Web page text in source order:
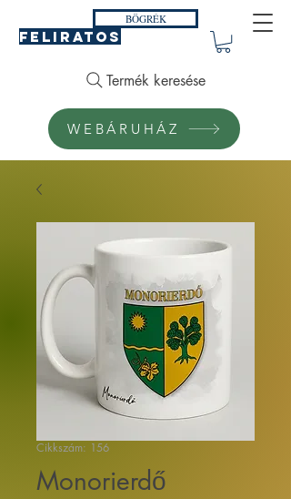
FELIRATOS
BÖGRÉK
Termék keresése
WEBÁRUHÁZ
Cikkszám: 156
Monorierdő